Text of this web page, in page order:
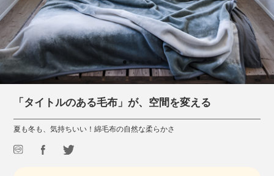
「タイトルのある毛布」が、空間を変える
夏も冬も、気持ちいい！綿毛布の自然な柔らかさ